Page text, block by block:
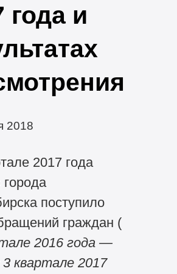
года и
2018
2017 года
поступило
граждан (
2016 года —
3 квартале 2017